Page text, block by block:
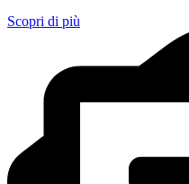
Scopri di più